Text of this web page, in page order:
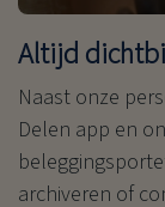
Altijd
Naast onze
Delen app en
archiveren of